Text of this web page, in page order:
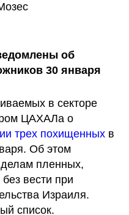
об
30 января
в секторе
ЦАХАЛа о
трех похищенных в
Об этом
пленных,
вести при
Израиля.
список.